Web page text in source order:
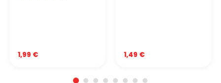
1,99 € 1,49 €